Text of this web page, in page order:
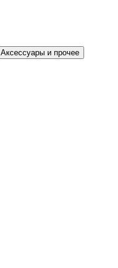
Аксессуары и прочее